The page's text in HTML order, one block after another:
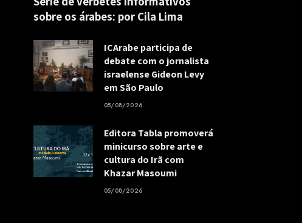
sobre os árabes: por Cila Lima
ICArabe participa de
debate com o jornalista
israelense Gideon Levy
em São Paulo
05/08/2026
Editora Tabla promoverá
minicurso sobre arte e
cultura do Irã com
Khazar Masoumi
05/08/2026